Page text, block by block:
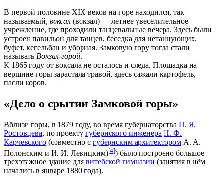
В первой половине XIX веков на горе находился, так
называемый, воксал (вокзал) — летнее увеселительное
учреждение, где проходили танцевальные вечера. Здесь были
устроен павильон для танцев, беседка для нетанцующих,
буфет, кегельбан и уборная. Замковую гору тогда стали
называть Вокзал-горой.
К 1865 году от воксала не осталось и следа. Площадка на
вершине горы зарастала травой, здесь сажали картофель,
пасли коров.
«Дело о срытии Замковой горы»
Вблизи горы, в 1879 году, во время губернаторства П. Я.
Ростовцева, по проекту губернского инженера Н. Ф.
Карчевского (совместно с губернским архитектором А. А.
Полонским и И. И. Левицким)[4]) было построено большое
трехэтажное здание для витебской гимназии (занятия в нём
начались в январе 1880 года).